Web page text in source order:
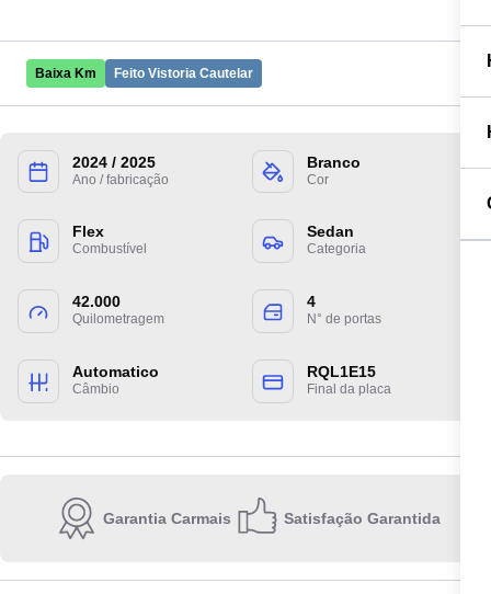
Baixa Km Feito Vistoria Cautelar
2024 / 2025
Ano / fabricação
Branco
Cor
Flex
Combustível
Sedan
Categoria
42.000
Quilometragem
4
N° de portas
Automatico
Câmbio
RQL1E15
Final da placa
Garantia Carmais Satisfação Garantida
Preencha suas informações para entrarmos
em contato.
Escolha a unidade: